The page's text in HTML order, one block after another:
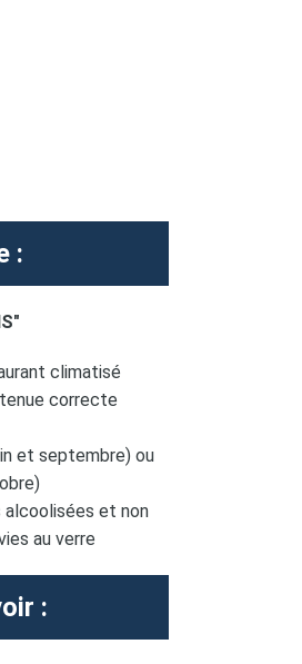
:
climatisé
correcte
et septembre) ou
alcoolisées et non
au verre
: